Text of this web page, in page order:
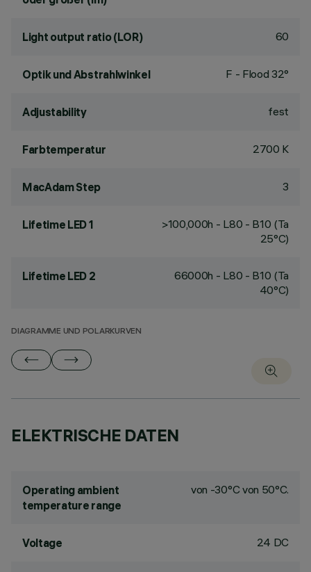
Light output ratio (LOR) 60
Optik und Abstrahlwinkel F - Flood 32°
Adjustability fest
Farbtemperatur 2700 K
MacAdam Step 3
Lifetime LED 1
>100,000h - L80 - B10 (Ta
25°C)
Lifetime LED 2
66000h - L80 - B10 (Ta
40°C)
DIAGRAMME UND POLARKURVEN
ELEKTRISCHE DATEN
Operating ambient
temperature range
von -30°C von 50°C.
Voltage 24 DC